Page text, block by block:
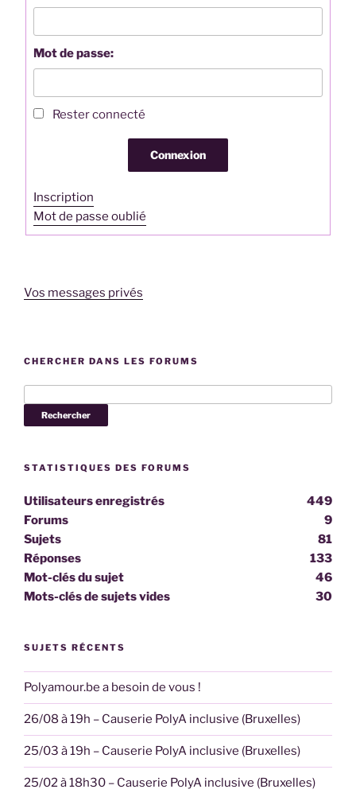
Mot de passe:
Rester connecté
Connexion
Inscription
Mot de passe oublié
Vos messages privés
CHERCHER DANS LES FORUMS
STATISTIQUES DES FORUMS
Utilisateurs enregistrés
449
Forums
9
Sujets
81
Réponses
133
Mot-clés du sujet
46
Mots-clés de sujets vides
30
SUJETS RÉCENTS
Polyamour.be a besoin de vous !
26/08 à 19h – Causerie PolyA inclusive (Bruxelles)
25/03 à 19h – Causerie PolyA inclusive (Bruxelles)
25/02 à 18h30 – Causerie PolyA inclusive (Bruxelles)